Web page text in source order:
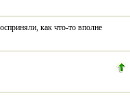
как что-то вполне